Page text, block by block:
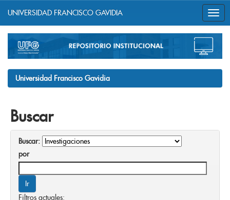
navigation
UNIVERSIDAD FRANCISCO GAVIDIA
Universidad Francisco Gavidia
Buscar
Buscar:
por
Filtros actuales: